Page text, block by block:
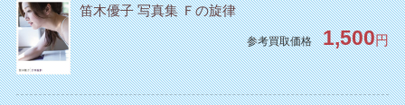
笛木優子 写真集 Ｆの旋律
参考買取価格 1,500円